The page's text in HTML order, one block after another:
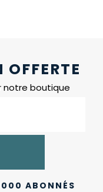
notre boutique
ABONNÉS